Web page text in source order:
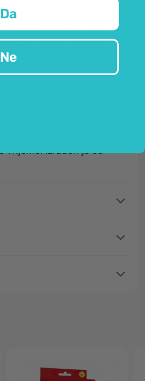
Wundmedmože se
topli oblog. U slučaju da
, osigurat će brzo
vrijeme. Izrađen je od
Da
Ne